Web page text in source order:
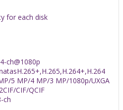
for each disk
4-ch@1080p
H.265+,H.265,H.264+,H.264
5 MP/4 MP/3 MP/1080p/UXGA
CIF/QCIF
ch